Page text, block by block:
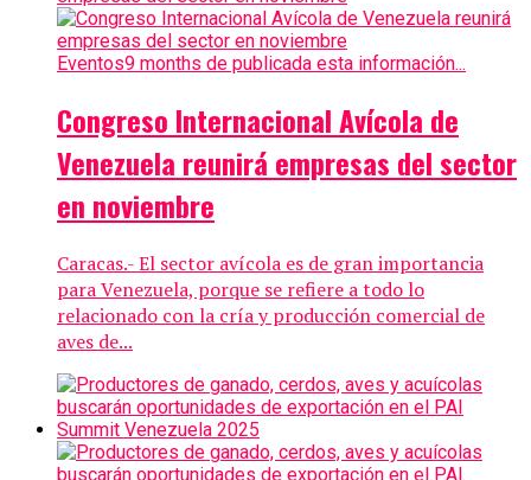
Eventos9 months de publicada esta información...
Congreso Internacional Avícola de
Venezuela reunirá empresas del sector
en noviembre
Caracas.- El sector avícola es de gran importancia
para Venezuela, porque se refiere a todo lo
relacionado con la cría y producción comercial de
aves de...